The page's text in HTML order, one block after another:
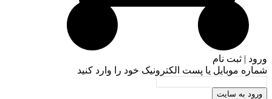
ورود | ثبت نام
شماره موبایل یا پست الکترونیک خود را وارد کنید
ورود به سایت